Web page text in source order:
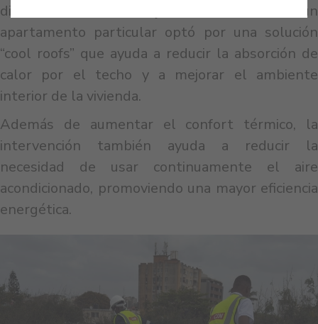
diaria. Con este objetivo en mente, un
apartamento particular optó por una solución
“cool roofs” que ayuda a reducir la absorción de
calor por el techo y a mejorar el ambiente
interior de la vivienda.
Además de aumentar el confort térmico, la
intervención también ayuda a reducir la
necesidad de usar continuamente el aire
acondicionado, promoviendo una mayor eficiencia
energética.